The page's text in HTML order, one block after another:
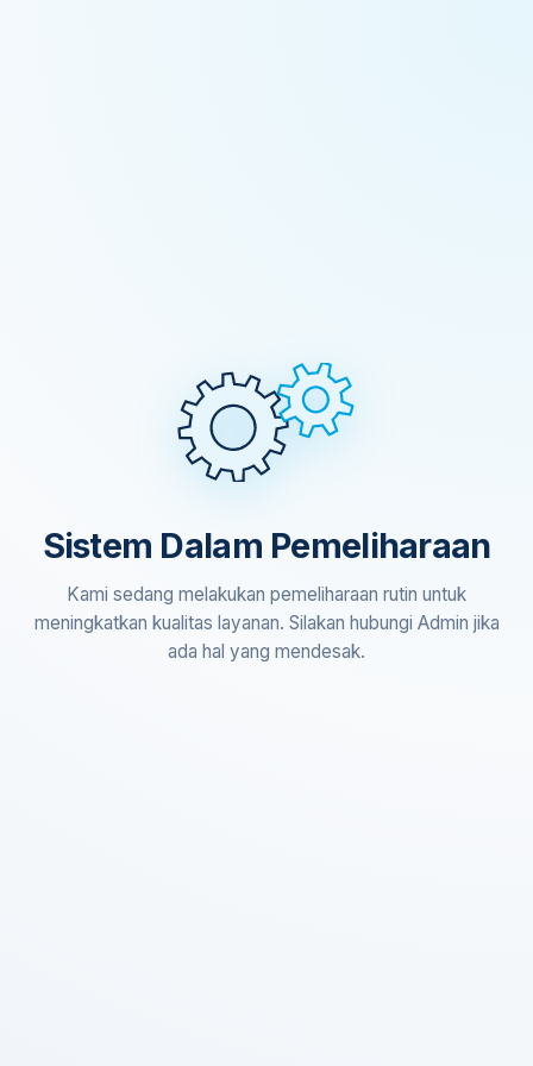
Sistem Dalam Pemeliharaan
Kami sedang melakukan pemeliharaan rutin untuk
meningkatkan kualitas layanan. Silakan hubungi Admin jika
ada hal yang mendesak.